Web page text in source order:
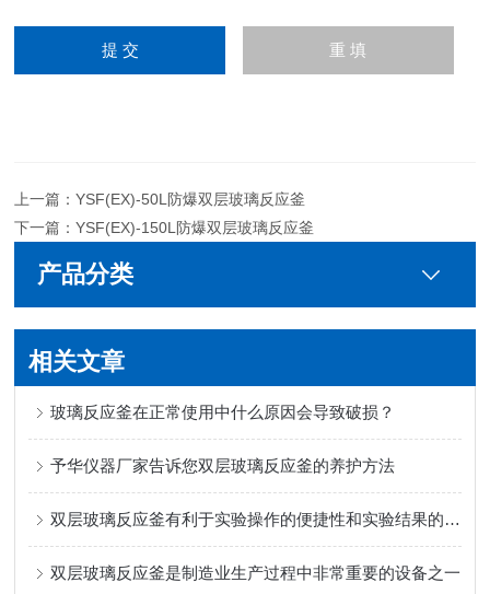
上一篇：YSF(EX)-50L防爆双层玻璃反应釜
下一篇：YSF(EX)-150L防爆双层玻璃反应釜
产品分类
相关文章
玻璃反应釜在正常使用中什么原因会导致破损？
予华仪器厂家告诉您双层玻璃反应釜的养护方法
双层玻璃反应釜有利于实验操作的便捷性和实验结果的直观性
双层玻璃反应釜是制造业生产过程中非常重要的设备之一